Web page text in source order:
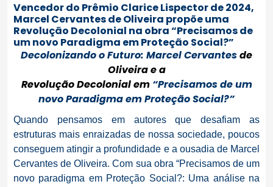
Vencedor do Prêmio Clarice Lispector de 2024,
Marcel Cervantes de Oliveira propõe uma
Revolução Decolonial na obra “Precisamos de
um novo Paradigma em Proteção Social?”
Decolonizando o Futuro: Marcel Cervantesde
Oliveirae a
RevoluçãoDecolonialem“Precisamos de um
novo Paradigma em Proteção Social?”
Quando pensamos em autores que desafiam as
estruturas mais enraizadas de nossa sociedade, poucos
conseguem atingir a profundidade e a ousadia de Marcel
Cervantes de Oliveira. Com sua obra “Precisamos de um
novo paradigma em Proteção Social?: Uma análise na